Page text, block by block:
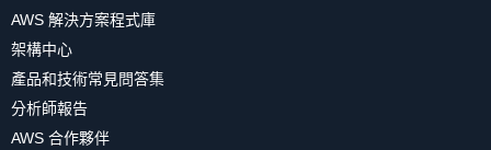
AWS 解決方案程式庫
架構中心
產品和技術常見問答集
分析師報告
AWS 合作夥伴